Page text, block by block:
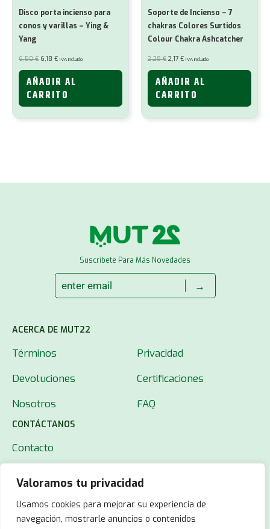
Valoramos tu privacidad
Usamos cookies para mejorar su experiencia de
navegación, mostrarle anuncios o contenidos
Disco porta incienso para
conos y varillas – Ying &
Yang
6,50€ El
precio
original
6,50 €.
6,18 €El
actual
6,18 €.
IVA incluido
AÑADIR AL
CARRITO
Soporte de Incienso – 7
chakras Colores Surtidos
Colour Chakra Ashcatcher
2,28€ El
precio
original
2,28 €.
2,17 €El
actual
2,17 €.
IVA incluido
AÑADIR AL
CARRITO
Suscríbete Para Más Novedades
→
ACERCA DE MUT22
Términos
Privacidad
Devoluciones
Certificaciones
Nosotros
FAQ
CONTÁCTANOS
Contacto